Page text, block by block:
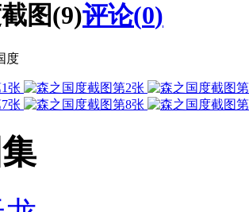
图(9)评论(0)
度